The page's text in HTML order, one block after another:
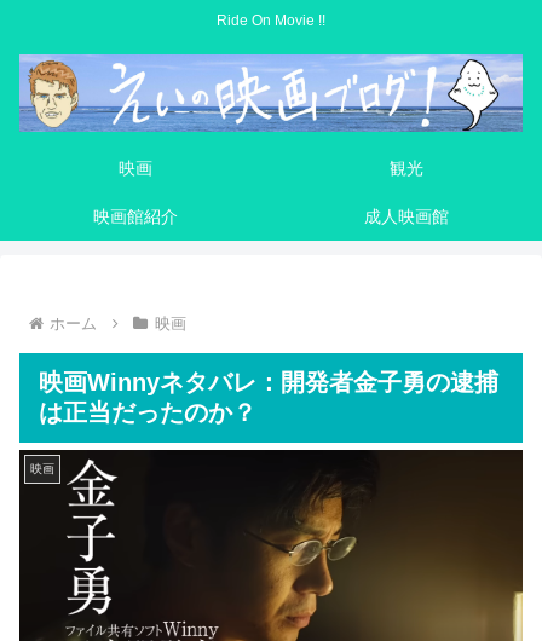
Ride On Movie !!
映画 観光
映画館紹介 成人映画館
ホーム 映画
映画Winnyネタバレ：開発者金子勇の逮捕
は正当だったのか？
映画